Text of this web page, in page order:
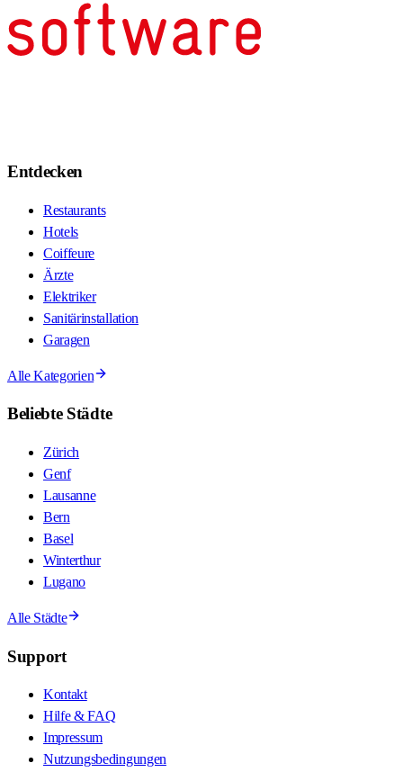
Entdecken
Restaurants
Hotels
Coiffeure
Ärzte
Elektriker
Sanitärinstallation
Garagen
Alle Kategorien
Beliebte Städte
Zürich
Genf
Lausanne
Bern
Basel
Winterthur
Lugano
Alle Städte
Support
Kontakt
Hilfe & FAQ
Impressum
Nutzungsbedingungen